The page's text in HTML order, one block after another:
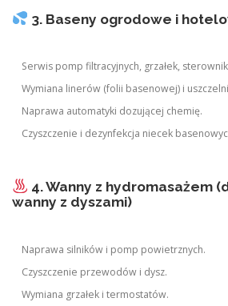
3. Baseny ogrodowe i
Serwis pomp filtracyjnych, grzałek,
Wymiana linerów (folii basenowej) i
Naprawa automatyki dozującej chemię.
Czyszczenie i dezynfekcja niecek
4. Wanny z hydromasażem
wanny z dyszami)
Naprawa silników i pomp powietrznych.
Czyszczenie przewodów i dysz.
Wymiana grzałek i termostatów.